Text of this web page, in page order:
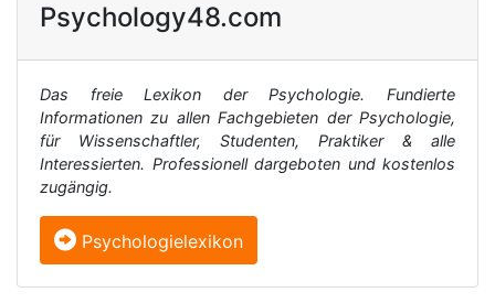
Psychology48.com
Das freie Lexikon der Psychologie. Fundierte
Informationen zu allen Fachgebieten der Psychologie,
für Wissenschaftler, Studenten, Praktiker & alle
Interessierten. Professionell dargeboten und kostenlos
zugängig.
Psychologielexikon